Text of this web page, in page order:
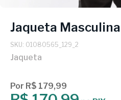
Jaqueta
SKU: 01080565_129_2
Jaqueta
Por R$ 179,99